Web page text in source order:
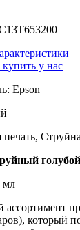
у нас
Epson
мл
ассортимент
который